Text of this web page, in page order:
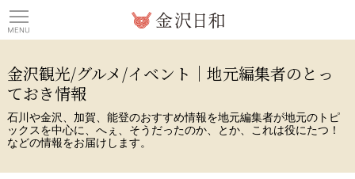
金沢観光/グルメ/イベント｜地元編集者のとっ
ておき情報
石川や金沢、加賀、能登のおすすめ情報を地元編集者が地元のトピ
ックスを中心に、へぇ、そうだったのか、とか、これは役にたつ！
などの情報をお届けします。